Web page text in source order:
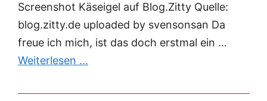
Screenshot Käseigel auf Blog.Zitty Quelle:
blog.zitty.de uploaded by svensonsan Da
freue ich mich, ist das doch erstmal ein …
Weiterlesen …